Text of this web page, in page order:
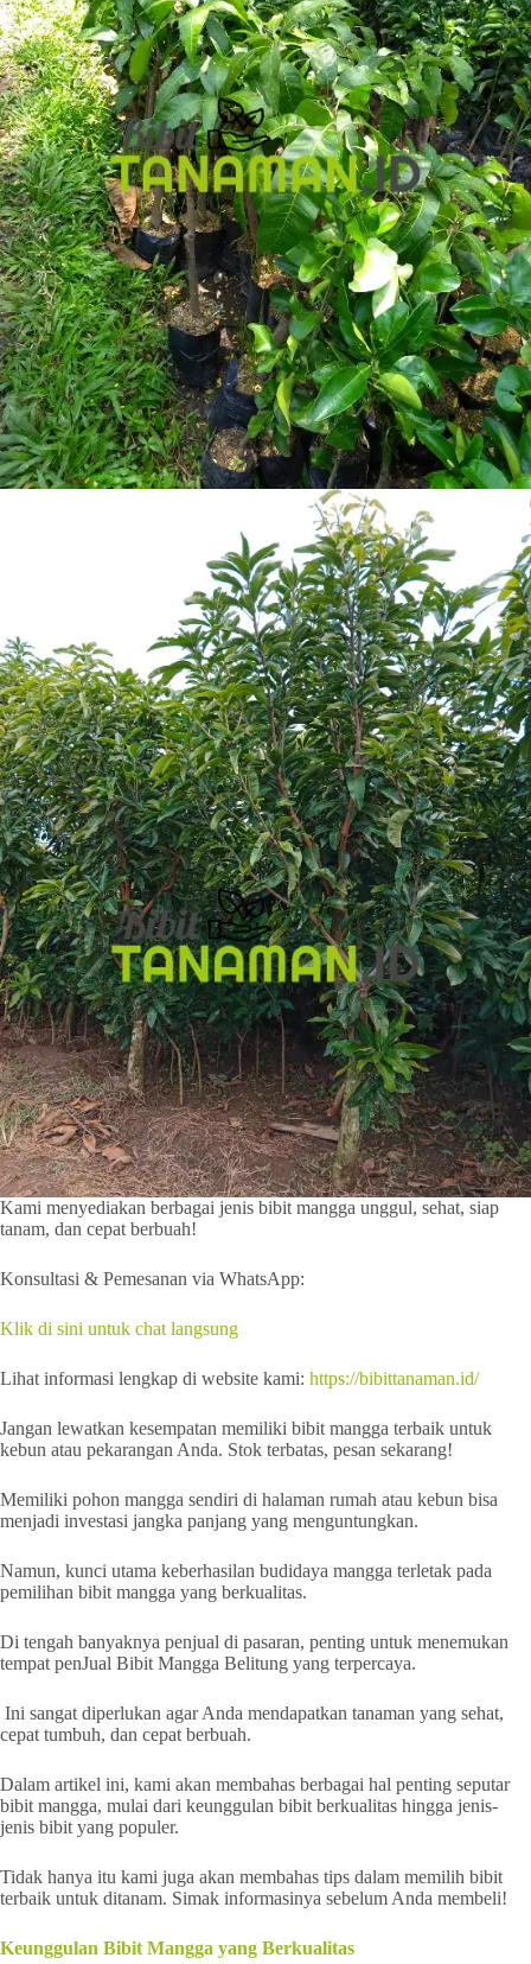
Kami menyediakan berbagai jenis bibit mangga unggul, sehat, siap
tanam, dan cepat berbuah!
Konsultasi & Pemesanan via WhatsApp:
Klik di sini untuk chat langsung
Lihat informasi lengkap di website kami: https://bibittanaman.id/
Jangan lewatkan kesempatan memiliki bibit mangga terbaik untuk
kebun atau pekarangan Anda. Stok terbatas, pesan sekarang!
Memiliki pohon mangga sendiri di halaman rumah atau kebun bisa
menjadi investasi jangka panjang yang menguntungkan.
Namun, kunci utama keberhasilan budidaya mangga terletak pada
pemilihan bibit mangga yang berkualitas.
Di tengah banyaknya penjual di pasaran, penting untuk menemukan
tempat penJual Bibit Mangga Belitung yang terpercaya.
Ini sangat diperlukan agar Anda mendapatkan tanaman yang sehat,
cepat tumbuh, dan cepat berbuah.
Dalam artikel ini, kami akan membahas berbagai hal penting seputar
bibit mangga, mulai dari keunggulan bibit berkualitas hingga jenis-
jenis bibit yang populer.
Tidak hanya itu kami juga akan membahas tips dalam memilih bibit
terbaik untuk ditanam. Simak informasinya sebelum Anda membeli!
Keunggulan Bibit Mangga yang Berkualitas